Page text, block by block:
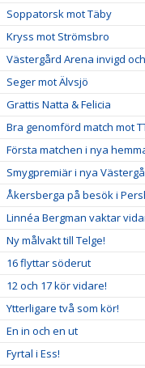
Soppatorsk mot Täby
Kryss mot Strömsbro
Västergård Arena invigd
Seger mot Älvsjö
Grattis Natta & Felicia
Bra genomförd match mot
Första matchen i nya
Smygpremiär i nya
Åkersberga på besök i
Linnéa Bergman vaktar
Ny målvakt till Telge!
16 flyttar söderut
12 och 17 kör vidare!
Ytterligare två som kör!
En in och en ut
Fyrtal i Ess!